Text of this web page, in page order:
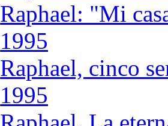
Raphael: "Mi
1995
Raphael, cinco
1995